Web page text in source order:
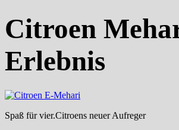
Citroen
Erlebnis
Spaß für vier.Citroens neuer Aufreger